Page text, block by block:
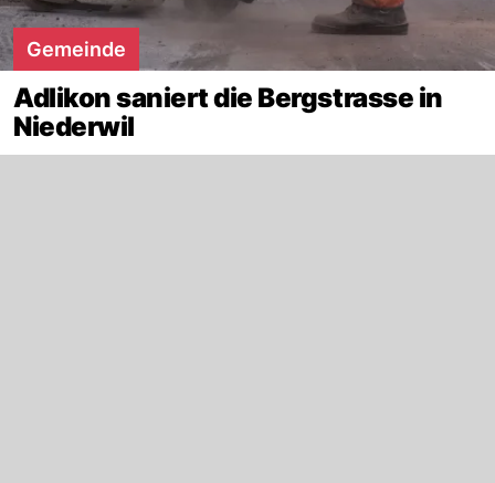
Gemeinde
Adlikon saniert die Bergstrasse in
Niederwil